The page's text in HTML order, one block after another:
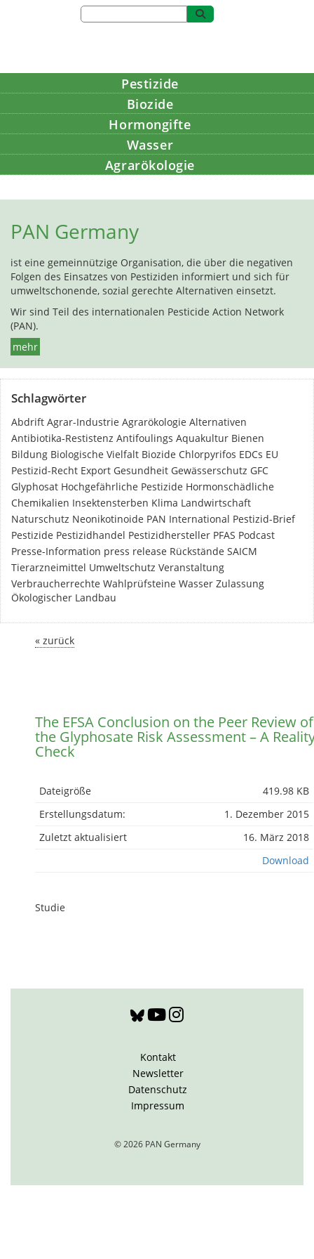
Pestizide
Biozide
Hormongifte
Wasser
Agrarökologie
PAN Germany
ist eine gemeinnützige Organisation, die über die negativen
Folgen des Einsatzes von Pestiziden informiert und sich für
umweltschonende, sozial gerechte Alternativen einsetzt.
Wir sind Teil des internationalen Pesticide Action Network
(PAN).
mehr
Schlagwörter
Abdrift Agrar-Industrie Agrarökologie Alternativen
Antibiotika-Restistenz Antifoulings Aquakultur Bienen
Bildung Biologische Vielfalt Biozide Chlorpyrifos EDCs EU
Pestizid-Recht Export Gesundheit Gewässerschutz GFC
Glyphosat Hochgefährliche Pestizide Hormonschädliche
Chemikalien Insektensterben Klima Landwirtschaft
Naturschutz Neonikotinoide PAN International Pestizid-Brief
Pestizide Pestizidhandel Pestizidhersteller PFAS Podcast
Presse-Information press release Rückstände SAICM
Tierarzneimittel Umweltschutz Veranstaltung
Verbraucherrechte Wahlprüfsteine Wasser Zulassung
Ökologischer Landbau
« zurück
The EFSA Conclusion on the Peer Review of
the Glyphosate Risk Assessment – A
Check
Dateigröße
419.98 KB
Erstellungsdatum:
1. Dezember 2015
Zuletzt aktualisiert
16. März 2018
Download
Studie
Kontakt
Newsletter
Datenschutz
Impressum
© 2026 PAN Germany